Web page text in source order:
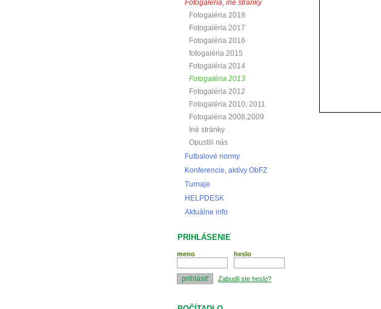
Fotogaléria, iné stránky
Fotogaléria 2018
Fotogaléria 2017
Fotogaléria 2016
fotogaléria 2015
Fotogaléria 2014
Fotogaléria 2013
Fotogaléria 2012
Fotogaléria 2010, 2011
Fotogaléria 2008,2009
Iné stránky
Opustili nás
Futbalové normy
Konferencie, aktívy ObFZ
Turnaje
HELPDESK
Aktuálne info
PRIHLÁSENIE
meno heslo
Zabudli ste heslo?